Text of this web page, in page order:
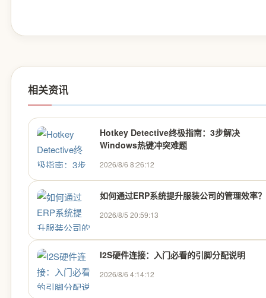
相关资讯
Hotkey Detective终极指南：3步解决
Windows热键冲突难题
2026/8/6 8:26:12
如何通过ERP系统提升服装公司的管理效率？
2026/8/5 20:59:13
I2S硬件连接：入门必看的引脚分配说明
2026/8/6 4:14:12